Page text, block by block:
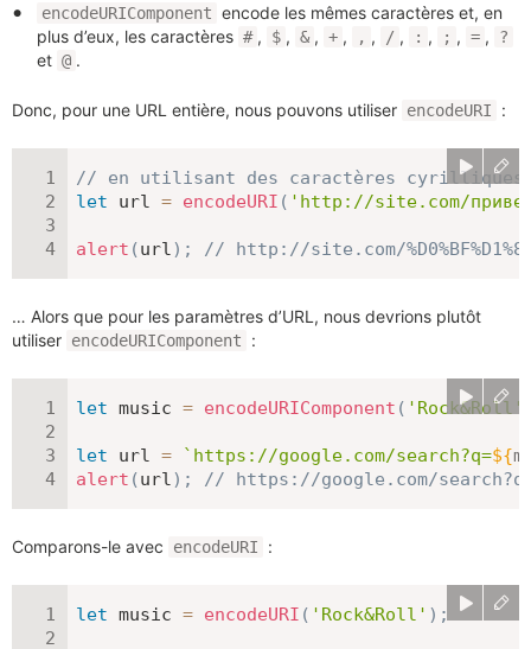
encodeURIComponent encode les mêmes caractères et, en
plus d’eux, les caractères # , $ , & , + , , , / , : , ; , = , ?
et @ .
Donc, pour une URL entière, nous pouvons utiliser encodeURI :
// en utilisant des caractères cyrilliques
let url = encodeURI ( 'http://site.com/
alert (url) ; // http://site.com/
… Alors que pour les paramètres d’URL, nous devrions plutôt
utiliser encodeURIComponent :
let music = encodeURIComponent ( 'Rock&Roll'
let url = ` https://google.com/search?q=${
alert (url) ; // https://google.com/
Comparons-le avec encodeURI :
let music = encodeURI ( 'Rock&Roll' ) ;